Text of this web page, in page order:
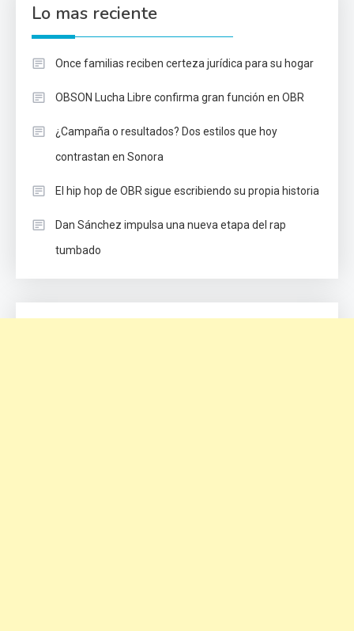
Lo mas reciente
Once familias reciben certeza jurídica para su hogar
OBSON Lucha Libre confirma gran función en OBR
¿Campaña o resultados? Dos estilos que hoy
contrastan en Sonora
El hip hop de OBR sigue escribiendo su propia historia
Dan Sánchez impulsa una nueva etapa del rap
tumbado